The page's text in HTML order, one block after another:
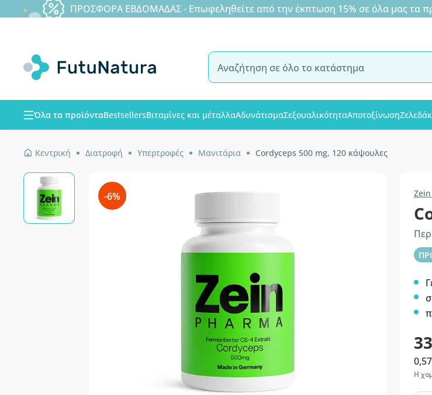
ΠΡΟΣΦΟΡΑ ΕΒΔΟΜΑΔΑΣ - Επωφεληθείτε από την έκπτωση 15% σε όλα μας τα
Όλα τα προϊόνταBestsellersΒιταμίνες και μέταλλαΑδυνάτισμαΣεξουαλικότηταΑποτοξίνωση
Κεντρική Διατροφή Υπερτροφές Μανιτάρια Cordyceps 500 mg, 120 κάψουλες
-6%
Η